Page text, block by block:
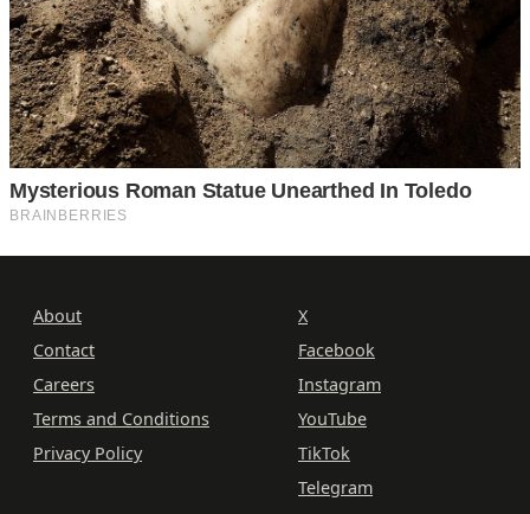
About
Contact
Careers
Terms and Conditions
Privacy Policy
X
Facebook
Instagram
YouTube
TikTok
Telegram